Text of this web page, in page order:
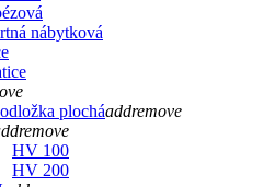
nábytková
plocháaddremove
remove
HV 100
HV 200